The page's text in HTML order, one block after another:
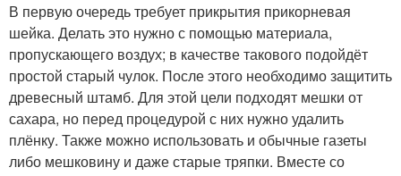
В первую очередь требует прикрытия прикорневая
шейка. Делать это нужно с помощью материала,
пропускающего воздух; в качестве такового подойдёт
простой старый чулок. После этого необходимо защитить
древесный штамб. Для этой цели подходят мешки от
сахара, но перед процедурой с них нужно удалить
плёнку. Также можно использовать и обычные газеты
либо мешковину и даже старые тряпки. Вместе со